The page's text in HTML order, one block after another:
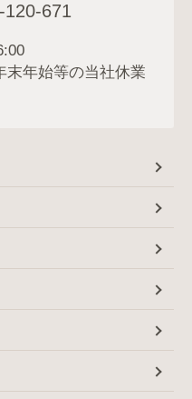
120-671
末年始等の当社休業